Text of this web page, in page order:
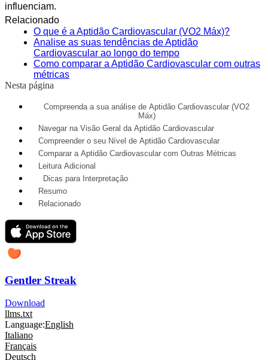
influenciam.
Relacionado
O que é a Aptidão Cardiovascular (VO2 Máx)?
Analise as suas tendências de Aptidão
Cardiovascular ao longo do tempo
Como comparar a Aptidão Cardiovascular com outras
métricas
Nesta página
Compreenda a sua análise de Aptidão Cardiovascular (VO2
Máx)
Navegar na Visão Geral da Aptidão Cardiovascular
Compreender o seu Nível de Aptidão Cardiovascular
Comparar a Aptidão Cardiovascular com Outras Métricas
Leitura Adicional
Dicas para Interpretação
Resumo
Relacionado
Gentler Streak
Download
llms.txt
Language:English
Italiano
Français
Deutsch